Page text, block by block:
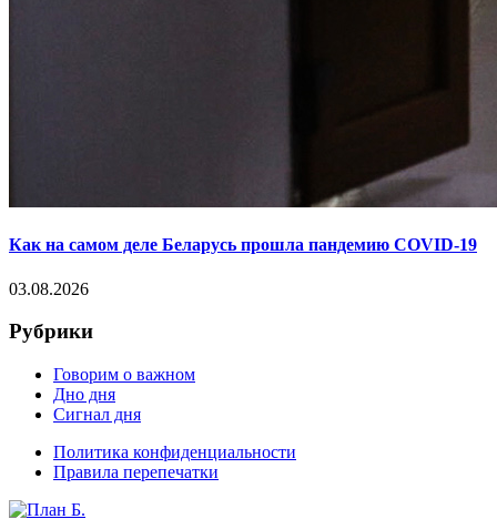
Как на самом деле Беларусь прошла пандемию COVID-19
03.08.2026
Рубрики
Говорим о важном
Дно дня
Сигнал дня
Политика конфиденциальности
Правила перепечатки